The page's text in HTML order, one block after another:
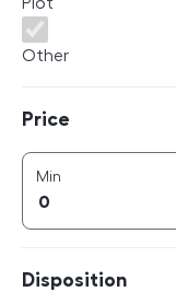
Other
Price
Min
Disposition